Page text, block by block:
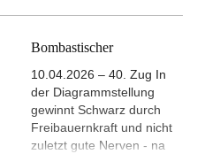
Bombastischer
10.04.2026 – 40. Zug In
der Diagrammstellung
gewinnt Schwarz durch
Freibauernkraft und nicht
zuletzt gute Nerven - na